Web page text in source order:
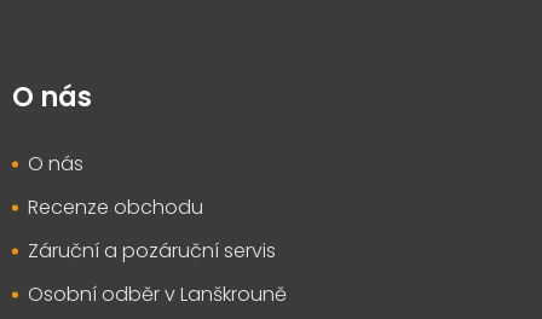
O nás
O nás
Recenze obchodu
Záruční a pozáruční servis
Osobní odběr v Lanškrouně